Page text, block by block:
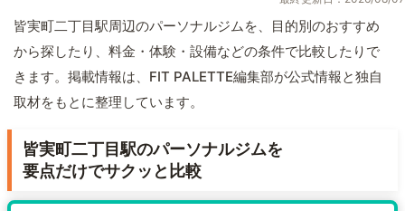
皆実町二丁目駅周辺のパーソナルジムを、目的別のおすすめ
から探したり、料金・体験・設備などの条件で比較したりで
きます。掲載情報は、FIT PALETTE編集部が公式情報と独自
取材をもとに整理しています。
皆実町二丁目駅のパーソナルジムを
要点だけでサクッと比較